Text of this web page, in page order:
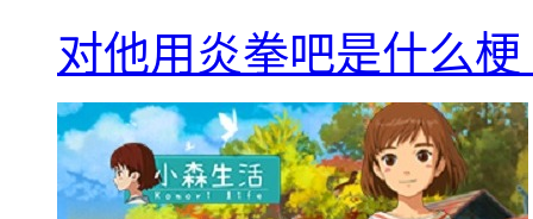
对他用炎拳吧是什么